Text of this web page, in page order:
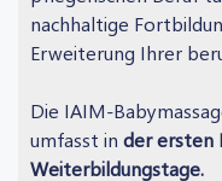
nachhaltige
Erweiterung Ihrer
Die IAIM-
umfasst in der ersten
Weiterbildungstage.